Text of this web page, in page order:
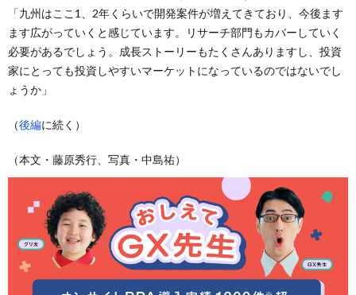
「九州はここ1、2年くらいで開発案件が増えてきており、今後ます
ます広がっていくと感じています。リサーチ部門もカバーしていく
必要があるでしょう。成長ストーリーもたくさんありますし、投資
家にとっても投資しやすいマーケットになっているのではないでし
ょうか」
（後編に続く）
（本文・藤原秀行、写真・中島祐）